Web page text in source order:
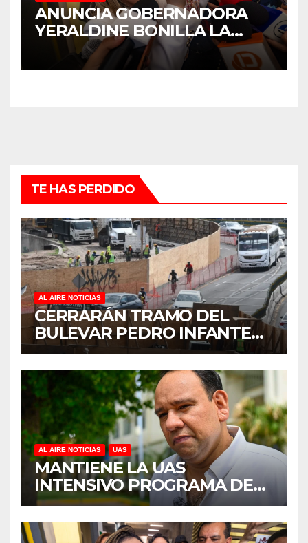
ANUNCIA GOBERNADORA
YERALDINE BONILLA LA
REAPERTURA DEL
PROGRAMA “PONTE AL
TE HAS PERDIDO
AL AIRE NOTICIAS
CERRARÁN TRAMO DEL
BULEVAR PEDRO INFANTE
PARA ACELERAR OBRAS
ANTES DEL REGRESO A
CLASES
AL AIRE NOTICIAS UAS
MANTIENE LA UAS
INTENSIVO PROGRAMA DE
MANTENIMIENTO Y
REHABILITACIÓN EN SUS
PLANTELES ANTE EL INICIO